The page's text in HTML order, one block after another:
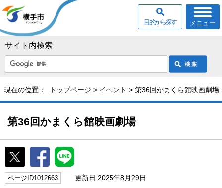
サイト内検索
メニュー
目的から探す
現在の位置： トップページ > イベント > 第36回かまくら館映画劇場
第36回かまくら館映画劇場
ページID1012663 更新日 2025年8月29日